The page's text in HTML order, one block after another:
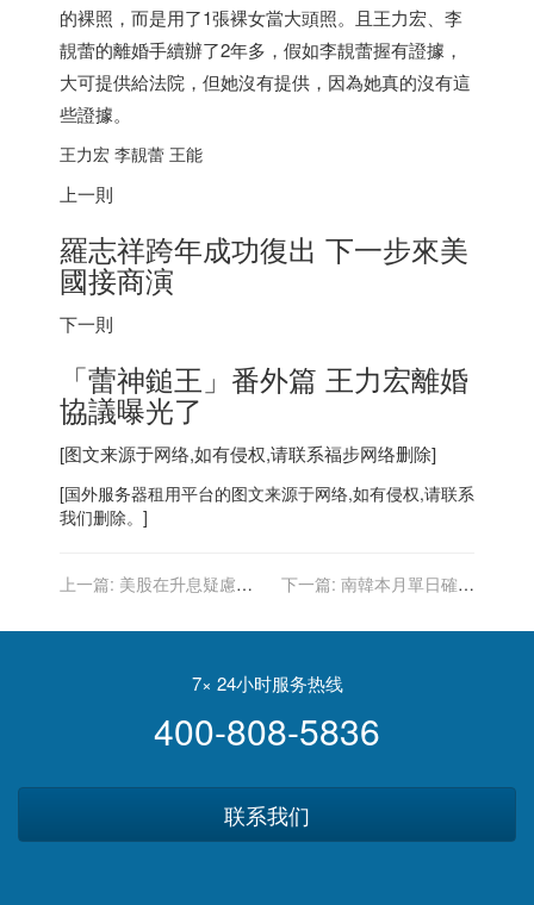
的裸照，而是用了1張裸女當大頭照。且王力宏、李
靚蕾的離婚手續辦了2年多，假如李靚蕾握有證據，
大可提供給法院，但她沒有提供，因為她真的沒有這
些證據。
王力宏 李靚蕾 王能
上一則
羅志祥跨年成功復出 下一步來美
國接商演
下一則
「蕾神鎚王」番外篇 王力宏離婚
協議曝光了
[图文来源于网络,如有侵权,请联系福步网络删除]
[国外服务器租用平台的图文来源于网络,如有侵权,请联系
我们删除。]
上一篇: 美股在升息疑慮下
怕來不了
下一篇: 南韓本月單日確診
道歉
7× 24小时服务热线
400-808-5836
联系我们